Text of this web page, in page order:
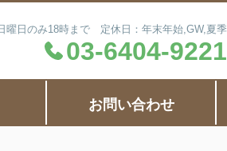
曜日のみ18時まで 定休日：年末年始,GW,夏季
03-6404-9221
お問い合わせ